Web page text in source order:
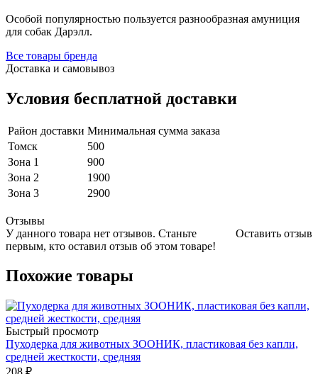
Особой популярностью пользуется разнообразная амуниция
для собак Дарэлл.
Все товары бренда
Доставка и самовывоз
Условия бесплатной доставки
Район доставки Минимальная сумма заказа
Томск
500
Зона 1
900
Зона 2
1900
Зона 3
2900
Отзывы
Оставить отзыв
У данного товара нет отзывов. Станьте
первым, кто оставил отзыв об этом товаре!
Похожие товары
Быстрый просмотр
Пуходерка для животных ЗООНИК, пластиковая без капли,
средней жесткости, средняя